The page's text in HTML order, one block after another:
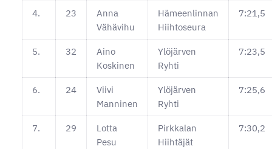
4. 23
Anna
Vähävihu
Hämeenlinnan
Hiihtoseura
7:21,5
5. 32
Aino
Koskinen
Ylöjärven
Ryhti
7:23,5
6. 24
Viivi
Manninen
Ylöjärven
Ryhti
7:25,6
7. 29
Lotta
Pesu
Pirkkalan
Hiihtäjät
7:30,2